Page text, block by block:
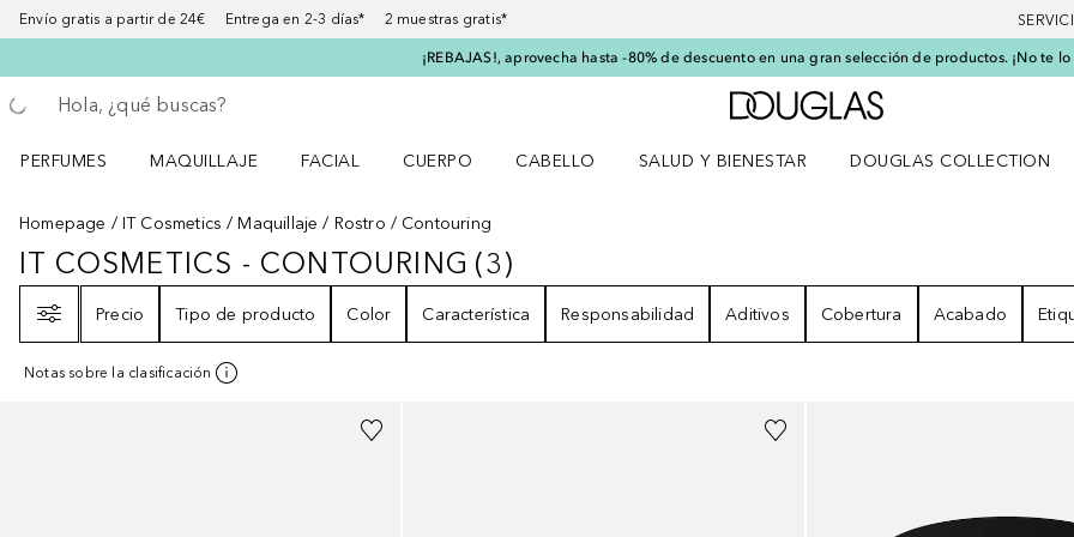
Envío gratis a partir de 24€ Entrega en 2-3 días* 2 muestras gratis*
¡REBAJAS!, aprovecha hasta -80% de descuento en una gran selección de productos. ¡No te
Regresar
Ejecutar búsqueda
A Douglas Home
PERFUMES
MAQUILLAJE
FACIAL
CUERPO
CABELLO
SALUD Y BIENESTAR
DOUGLAS COLLECTION
Homepage
IT Cosmetics Maquillaje Rostro Contouring
IT COSMETICS - CONTOURING3
IT COSMETICS - CONTOURING (3)
Precio
Tipo de producto Color Característica Responsabilidad Aditivos Cobertura Acabado
Notas sobre la clasificación